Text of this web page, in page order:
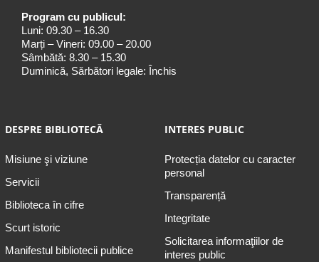
Program cu publicul:
Luni: 09.30 – 16.30
Marți – Vineri: 09.00 – 20.00
Sâmbătă: 8.30 – 15.30
Duminică, Sărbători legale: Închis
DESPRE BIBLIOTECĂ
Misiune şi viziune
Servicii
Biblioteca în cifre
Scurt istoric
Manifestul bibliotecii publice
INTERES PUBLIC
Protecția datelor cu caracter
personal
Transparență
Integritate
Solicitarea informaţiilor de
interes public